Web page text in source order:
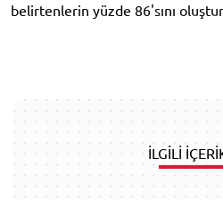
belirtenlerin yüzde 86'sını
İLGİLİ